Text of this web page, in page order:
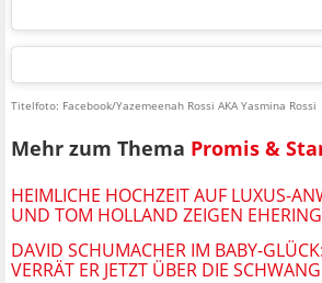
Titelfoto: Facebook/Yazemeenah Rossi AKA Yasmina Rossi
Mehr zum Thema Promis &
HEIMLICHE HOCHZEIT AUF LUXUS-
UND TOM HOLLAND ZEIGEN
DAVID SCHUMACHER IM BABY-
VERRÄT ER JETZT ÜBER DIE